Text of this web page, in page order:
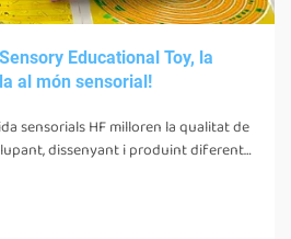
Educational Toy, la
al món sensorial!
sensorials HF milloren la qualitat de
dissenyant i produint diferents
seus sentits